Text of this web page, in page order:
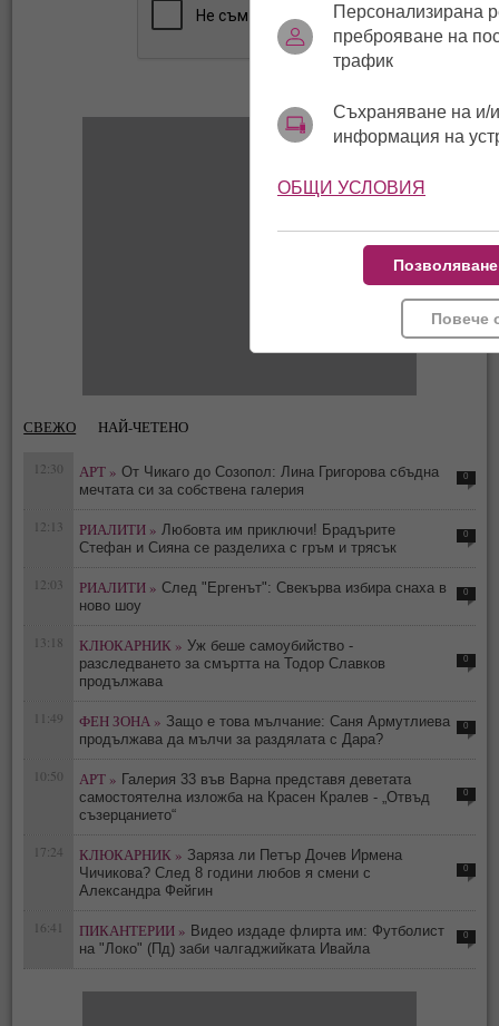
СВЕЖО НАЙ-ЧЕТЕНО
12:30 АРТ » От Чикаго до Созопол: Лина Григорова сбъдна
мечтата си за собствена галерия
0
12:13 РИАЛИТИ » Любовта им приключи! Брадърите
Стефан и Сияна се разделиха с гръм и трясък
0
12:03 РИАЛИТИ » След "Ергенът": Свекърва избира снаха в
ново шоу
0
13:18 КЛЮКАРНИК » Уж беше самоубийство -
разследването за смъртта на Тодор Славков
продължава
0
11:49 ФЕН ЗОНА » Защо е това мълчание: Саня Армутлиева
продължава да мълчи за раздялата с Дара?
0
10:50 АРТ » Галерия 33 във Варна представя деветата
самостоятелна изложба на Красен Кралев - „Отвъд
съзерцанието“
0
17:24 КЛЮКАРНИК » Заряза ли Петър Дочев Ирмена
Чичикова? След 8 години любов я смени с
Александра Фейгин
0
16:41 ПИКАНТЕРИИ » Видео издаде флирта им: Футболист
на "Локо" (Пд) заби чалгаджийката Ивайла
0
Персонализирана
преброяване на
трафик
Съхраняване на и/
информация на
ОБЩИ УСЛОВИЯ
Повече